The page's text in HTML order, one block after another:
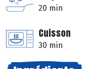
20 min
Cuisson
30 min